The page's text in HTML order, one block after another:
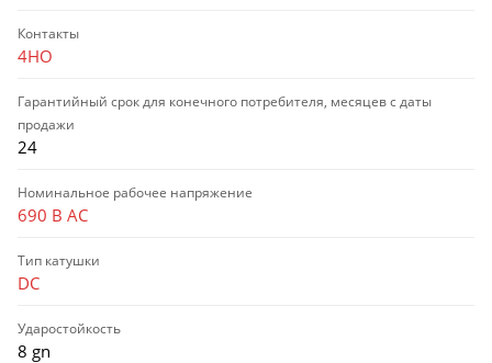
Контакты
4НО
Гарантийный срок для конечного потребителя, месяцев с даты
продажи
24
Номинальное рабочее напряжение
690 В AC
Тип катушки
DC
Ударостойкость
8 gn